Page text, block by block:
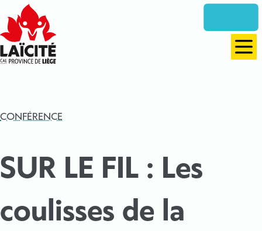
directement
vers
le
contenu
CONFÉRENCE
SUR LE FIL : Les
coulisses de la